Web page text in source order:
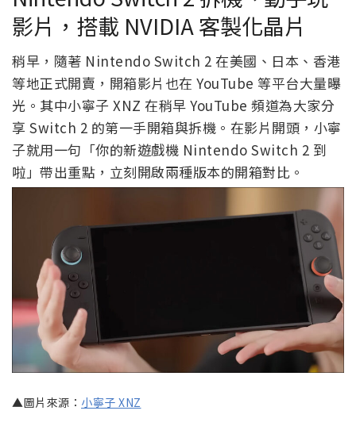
影片，搭載 NVIDIA 客製化晶片
稍早，隨著 Nintendo Switch 2 在美國、日本、香港
等地正式開賣，開箱影片也在 YouTube 等平台大量曝
光。其中小寧子 XNZ 在稍早 YouTube 頻道為大家分
享 Switch 2 的第一手開箱與拆機。在影片開頭，小寧
子就用一句「你的新遊戲機 Nintendo Switch 2 到
啦」帶出重點，立刻開啟兩種版本的開箱對比。
▲圖片來源： 小寧子 XNZ